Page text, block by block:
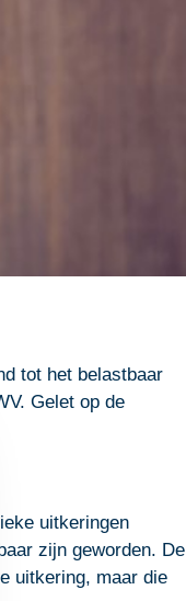
tot het belastbaar
Gelet op de
uitkeringen
zijn geworden. De
uitkering, maar die